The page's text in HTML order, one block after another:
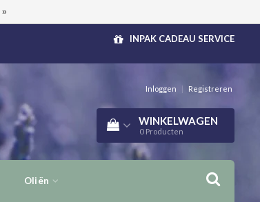
INPAK CADEAU SERVICE
Inloggen | Registreren
WINKELWAGEN
0 Producten
Oliën
»